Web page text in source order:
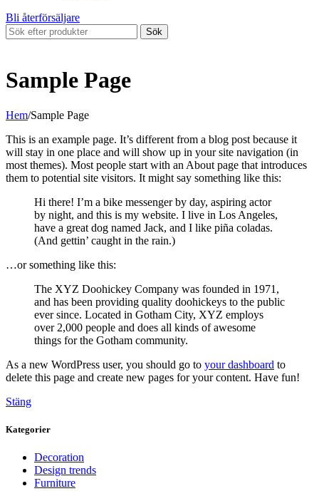
Bli återförsäljare
Sök
Sample Page
Hem/Sample Page
This is an example page. It’s different from a blog post because it
will stay in one place and will show up in your site navigation (in
most themes). Most people start with an About page that introduces
them to potential site visitors. It might say something like this:
Hi there! I’m a bike messenger by day, aspiring actor
by night, and this is my website. I live in Los Angeles,
have a great dog named Jack, and I like piña coladas.
(And gettin’ caught in the rain.)
…or something like this:
The XYZ Doohickey Company was founded in 1971,
and has been providing quality doohickeys to the public
ever since. Located in Gotham City, XYZ employs
over 2,000 people and does all kinds of awesome
things for the Gotham community.
As a new WordPress user, you should go to your dashboard to
delete this page and create new pages for your content. Have fun!
Stäng
Kategorier
Decoration
Design trends
Furniture